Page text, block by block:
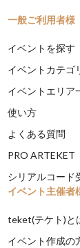
一般ご利用者様
イベントを探す
イベントカテゴ
イベントエリア
使い方
よくある質問
PRO ARTEKET
シリアルコード
イベント主催者
teket(テケト)と
イベント作成の